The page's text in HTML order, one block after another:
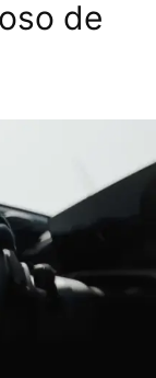
de